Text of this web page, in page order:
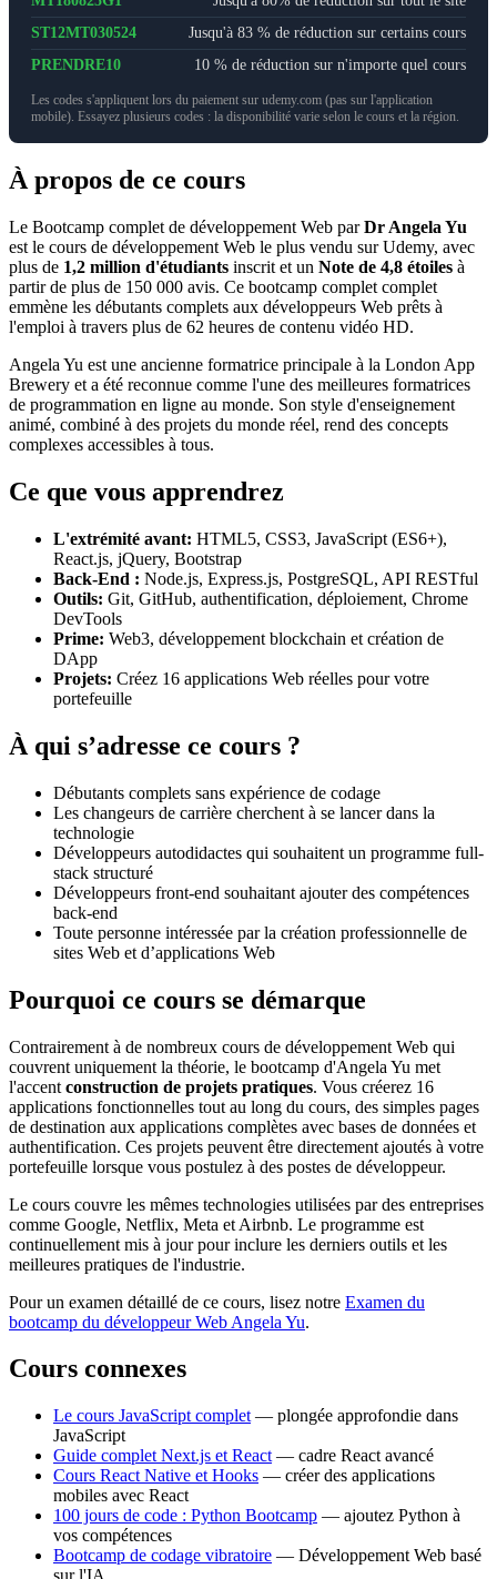
ST12MT030524
Jusqu'à 83 % de réduction sur certains cours
PRENDRE10
10 % de réduction sur n'importe quel cours
Les codes s'appliquent lors du paiement sur udemy.com (pas sur l'application
mobile). Essayez plusieurs codes : la disponibilité varie selon le cours et la région.
À propos de ce cours
Le Bootcamp complet de développement Web parDr Angela Yu
est le cours de développement Web le plus vendu sur Udemy, avec
plus de 1,2 million d'étudiants inscrit et un Note de 4,8 étoiles à
partir de plus de 150 000 avis. Ce bootcamp complet complet
emmène les débutants complets aux développeurs Web prêts à
l'emploi à travers plus de 62 heures de contenu vidéo HD.
Angela Yu est une ancienne formatrice principale à la London App
Brewery et a été reconnue comme l'une des meilleures formatrices
de programmation en ligne au monde. Son style d'enseignement
animé, combiné à des projets du monde réel, rend des concepts
complexes accessibles à tous.
Ce que vous apprendrez
L'extrémité avant: HTML5, CSS3, JavaScript (ES6+),
React.js, jQuery, Bootstrap
Back-End : Node.js, Express.js, PostgreSQL, API RESTful
Outils: Git, GitHub, authentification, déploiement, Chrome
DevTools
Prime: Web3, développement blockchain et création de
DApp
Projets: Créez 16 applications Web réelles pour votre
portefeuille
À qui s’adresse ce cours ?
Débutants complets sans expérience de codage
Les changeurs de carrière cherchent à se lancer dans la
technologie
Développeurs autodidactes qui souhaitent un programme full-
stack structuré
Développeurs front-end souhaitant ajouter des compétences
back-end
Toute personne intéressée par la création professionnelle de
sites Web et d’applications Web
Pourquoi ce cours se démarque
Contrairement à de nombreux cours de développement Web qui
couvrent uniquement la théorie, le bootcamp d'Angela Yu met
l'accent construction de projets pratiques. Vous créerez 16
applications fonctionnelles tout au long du cours, des simples pages
de destination aux applications complètes avec bases de données et
authentification. Ces projets peuvent être directement ajoutés à votre
portefeuille lorsque vous postulez à des postes de développeur.
Le cours couvre les mêmes technologies utilisées par des entreprises
comme Google, Netflix, Meta et Airbnb. Le programme est
continuellement mis à jour pour inclure les derniers outils et les
meilleures pratiques de l'industrie.
Pour un examen détaillé de ce cours, lisez notre Examen du
bootcamp du développeur Web Angela Yu.
Cours connexes
Le cours JavaScript complet — plongée approfondie dans
JavaScript
Guide complet Next.js et React — cadre React avancé
Cours React Native et Hooks — créer des applications
mobiles avec React
100 jours de code : Python Bootcamp — ajoutez Python à
vos compétences
Bootcamp de codage vibratoire — Développement Web basé